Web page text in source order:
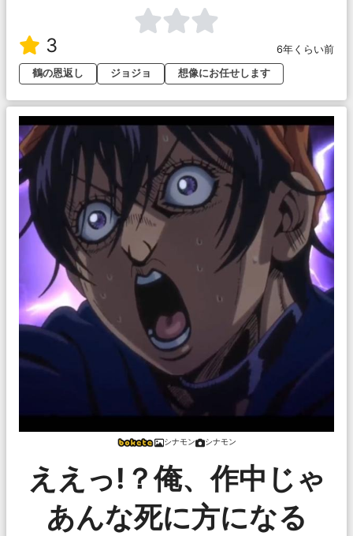
3
6年くらい前
鶴の恩返し
ジョジョ 想像にお任せします
シナモン シナモン
ええっ!？俺、作中じゃ
あんな死に方になる